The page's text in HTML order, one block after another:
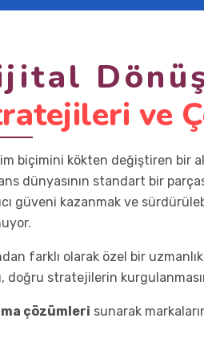
ve
biçimini kökten değiştiren bir
dünyasının standart bir
güveni kazanmak ve
farklı olarak özel bir
doğru stratejilerin
çözümleri sunarak